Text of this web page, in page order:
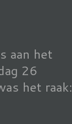
aan het
26
het raak: